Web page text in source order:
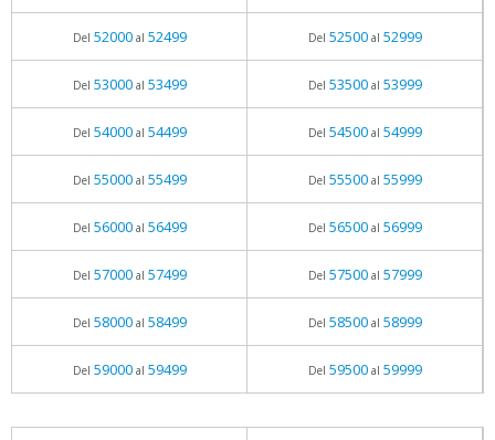
Del 52000al 52499 Del 52500al 52999
Del 53000al 53499 Del 53500al 53999
Del 54000al 54499 Del 54500al 54999
Del 55000al 55499 Del 55500al 55999
Del 56000al 56499 Del 56500al 56999
Del 57000al 57499 Del 57500al 57999
Del 58000al 58499 Del 58500al 58999
Del 59000al 59499 Del 59500al 59999